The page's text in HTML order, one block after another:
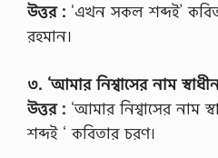
উত্তর : ‘এখন সকল শব্দই’
রহমান।
৩. ‘আমার নিশ্বাসের নাম
উত্তর : ‘আমার নিশ্বাসের নাম
শব্দই ‘ কবিতার চরণ।